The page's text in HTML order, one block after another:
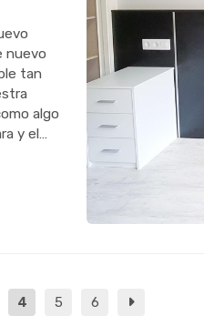
nuevo
tan
algo
y el
4 5 6